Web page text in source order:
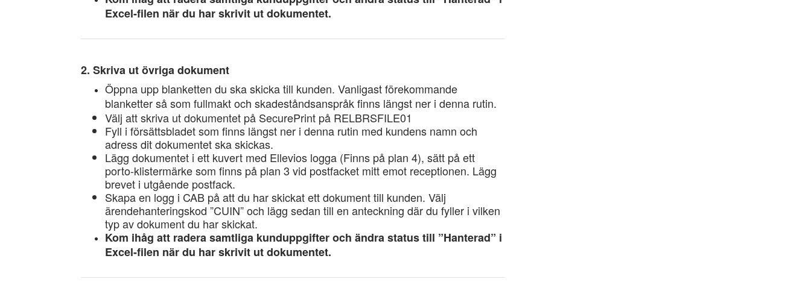
Excel-filen när du har skrivit ut dokumentet.
2. Skriva ut övriga dokument
Öppna upp blanketten du ska skicka till kunden. Vanligast förekommande
blanketter så som fullmakt och skadeståndsanspråk finns längst ner i denna rutin.
Välj att skriva ut dokumentet på SecurePrint på RELBRSFILE01
Fyll i försättsbladet som finns längst ner i denna rutin med kundens namn och
adress dit dokumentet ska skickas.
Lägg dokumentet i ett kuvert med Ellevios logga (Finns på plan 4), sätt på ett
porto-klistermärke som finns på plan 3 vid postfacket mitt emot receptionen. Lägg
brevet i utgående postfack.
Skapa en logg i CAB på att du har skickat ett dokument till kunden. Välj
ärendehanteringskod ”CUIN” och lägg sedan till en anteckning där du fyller i vilken
typ av dokument du har skickat.
Kom ihåg att radera samtliga kunduppgifter och ändra status till ”Hanterad” i
Excel-filen när du har skrivit ut dokumentet.